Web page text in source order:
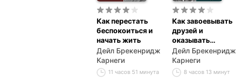
Как перестать
беспокоиться и
начать жить
Дейл Брекенридж
Карнеги
11 часов 51 минута
Как завоевывать
друзей и
оказывать
влияние на людей
Дейл Брекенридж
Карнеги
8 часов 13 минут